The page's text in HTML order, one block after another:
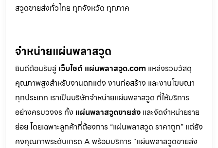
สวูดขายส่งทั่วไทย ทุกจังหวัด ทุกภาค
จำหน่ายแผ่นพลาสวูด
ยินดีต้อนรับสู่ เว็บไซต์ แผ่นพลาสวูด.com แหล่งรวมวัสดุ
คุณภาพสูงสำหรับงานตกแต่ง งานก่อสร้าง และงานโฆษณา
ทุกประเภท เราเป็นบริษัทจำหน่ายแผ่นพลาสวูด ที่ให้บริการ
อย่างครบวงจร ทั้ง แผ่นพลาสวูดขายส่ง และจัดจำหน่ายราย
ย่อย โดยเฉพาะลูกค้าที่ต้องการ “แผ่นพลาสวูด ราคาถูก” แต่ยัง
คงคุณภาพระดับเกรด A พร้อมบริการ “แผ่นพลาสวูดขายส่ง